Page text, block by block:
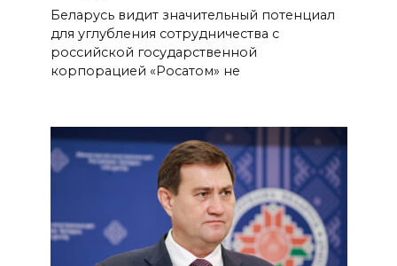
Беларусь видит значительный потенциал
для углубления сотрудничества с
российской государственной
корпорацией «Росатом» не